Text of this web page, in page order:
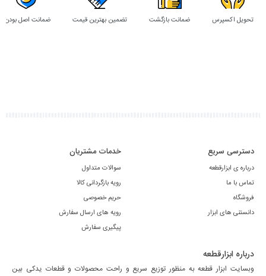
تحویل اکسپرس ضمانت بازگشت تضمین بهترین قیمت ضمانت اصل بودن
دسترسی سریع
درباره ی ابزارقطعه
تماس با ما
فروشگاه
دانستنی های ابزار
خدمات مشتریان
سوالات متداول
رویه بازگردانی کالا
حریم خصوصی
رویه های ارسال سفارش
پیگیری سفارش
درباره ابزارقطعه
وبسایت ابزار قطعه به منظور توزیع سریع و راحت محصولات و قطعات یدکی بین